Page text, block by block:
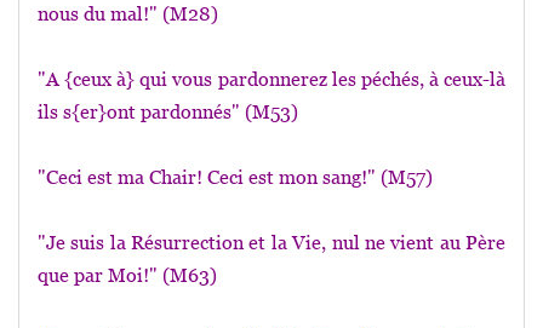
nous du mal!" (M28)
"A {ceux à} qui vous pardonnerez les péchés, à ceux-là
ils s{er}ont pardonnés" (M53)
"Ceci est ma Chair! Ceci est mon sang!" (M57)
"Je suis la Résurrection et la Vie, nul ne vient au Père
que par Moi!" (M63)